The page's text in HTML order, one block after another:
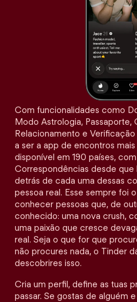
Com funcionalidades como
Modo Astrologia, Passaporte,
Relacionamento e
a ser a app de encontros
disponível em 190 países,
Correspondências desde que
detrás de cada uma dessas
pessoa real. Esse sempre foi
conhecer pessoas que, de
conhecido: uma nova crush,
uma paixão que cresce
real. Seja o que for que
não procures nada, o Tinder
descobrires isso.
Cria um perfil, define as tuas
passar. Se gostas de alguém